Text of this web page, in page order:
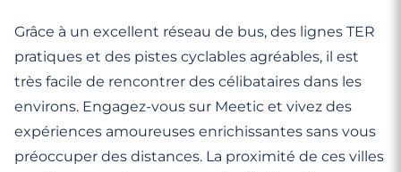
Grâce à un excellent réseau de bus, des lignes TER
pratiques et des pistes cyclables agréables, il est
très facile de rencontrer des célibataires dans les
environs. Engagez-vous sur Meetic et vivez des
expériences amoureuses enrichissantes sans vous
préoccuper des distances. La proximité de ces villes